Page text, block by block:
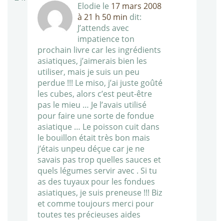
Elodie le 17 mars 2008
à 21 h 50 min dit:
J’attends avec
impatience ton
prochain livre car les ingrédients
asiatiques, j’aimerais bien les
utiliser, mais je suis un peu
perdue !!! Le miso, j’ai juste goûté
les cubes, alors c’est peut-être
pas le mieu … Je l’avais utilisé
pour faire une sorte de fondue
asiatique … Le poisson cuit dans
le bouillon était très bon mais
j’étais unpeu déçue car je ne
savais pas trop quelles sauces et
quels légumes servir avec . Si tu
as des tuyaux pour les fondues
asiatiques, je suis preneuse !!! Biz
et comme toujours merci pour
toutes tes précieuses aides